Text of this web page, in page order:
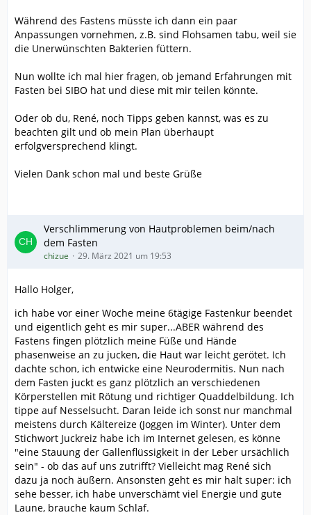
Während des Fastens müsste ich dann ein paar
Anpassungen vornehmen, z.B. sind Flohsamen tabu, weil sie
die Unerwünschten Bakterien füttern.
Nun wollte ich mal hier fragen, ob jemand Erfahrungen mit
Fasten bei SIBO hat und diese mit mir teilen könnte.
Oder ob du, René, noch Tipps geben kannst, was es zu
beachten gilt und ob mein Plan überhaupt
erfolgversprechend klingt.
Vielen Dank schon mal und beste Grüße
Verschlimmerung von Hautproblemen beim/nach
dem Fasten
chizue 29. März 2021 um 19:53
Hallo Holger,
ich habe vor einer Woche meine 6tägige Fastenkur beendet
und eigentlich geht es mir super...ABER während des
Fastens fingen plötzlich meine Füße und Hände
phasenweise an zu jucken, die Haut war leicht gerötet. Ich
dachte schon, ich entwicke eine Neurodermitis. Nun nach
dem Fasten juckt es ganz plötzlich an verschiedenen
Körperstellen mit Rötung und richtiger Quaddelbildung. Ich
tippe auf Nesselsucht. Daran leide ich sonst nur manchmal
meistens durch Kältereize (Joggen im Winter). Unter dem
Stichwort Juckreiz habe ich im Internet gelesen, es könne
"eine Stauung der Gallenflüssigkeit in der Leber ursächlich
sein" - ob das auf uns zutrifft? Vielleicht mag René sich
dazu ja noch äußern. Ansonsten geht es mir halt super: ich
sehe besser, ich habe unverschämt viel Energie und gute
Laune, brauche kaum Schlaf.